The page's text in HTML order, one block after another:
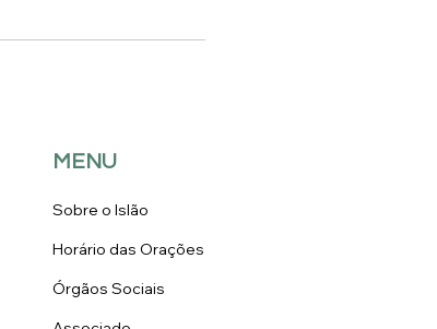
MENU
Sobre o Islão
Horário das Orações
Órgãos Sociais